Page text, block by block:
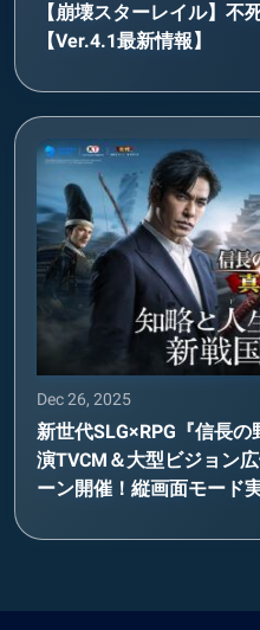
【崩壊スターレイル】不
【Ver.4.1最新情報】
Dec 26, 2025
新世代SLG×RPG『信長
演TVCM＆大型ビジョン
ーン開催！縦画面モード